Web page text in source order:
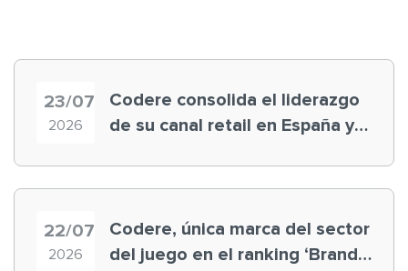
23/07
2026
Codere consolida el liderazgo
de su canal retail en España y
22/07
2026
Codere, única marca del sector
del juego en el ranking ‘Brand